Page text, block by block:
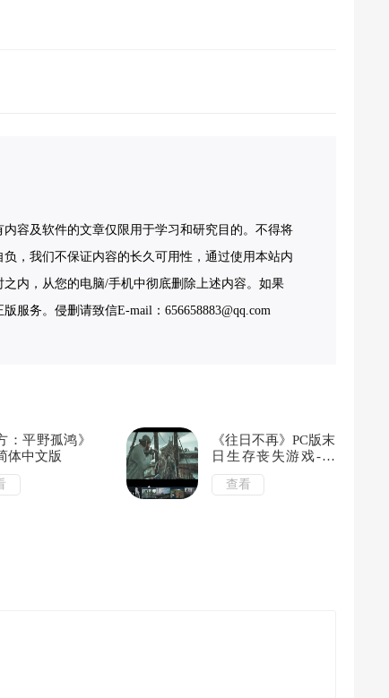
容及软件的文章仅限用于学习和研究目的。不得将
，我们不保证内容的长久可用性，通过使用本站内
内，从您的电脑/手机中彻底删除上述内容。如果
服务。侵删请致信E-mail：656658883@qq.com
：平野孤鸿》
体中文版
《往日不再》PC版末
日生存丧失游戏-中
文版
查看